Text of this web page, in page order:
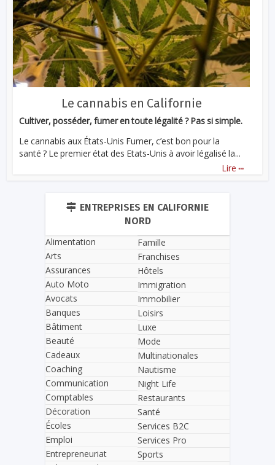
Le cannabis en Californie
Cultiver, posséder, fumer en toute légalité ? Pas si simple.
Le cannabis aux États-Unis Fumer, c’est bon pour la
santé ? Le premier état des Etats-Unis à avoir légalisé la...
Lire ...
ENTREPRISES EN CALIFORNIE
NORD
Alimentation
Arts
Assurances
Auto Moto
Avocats
Banques
Bâtiment
Beauté
Cadeaux
Coaching
Communication
Comptables
Décoration
Écoles
Emploi
Entrepreneuriat
Famille
Franchises
Hôtels
Immigration
Immobilier
Loisirs
Luxe
Mode
Multinationales
Nautisme
Night Life
Restaurants
Santé
Services B2C
Services Pro
Sports